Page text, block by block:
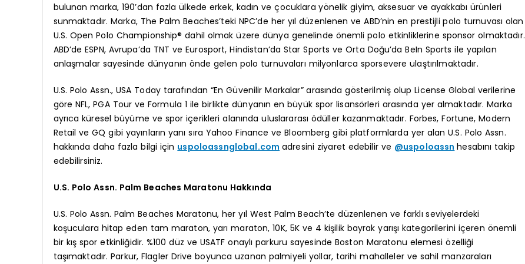
bulunan marka, 190’dan fazla ülkede erkek, kadın ve çocuklara yönelik giyim, aksesuar ve ayakkabı ürünleri
sunmaktadır. Marka, The Palm Beaches’teki NPC’de her yıl düzenlenen ve ABD’nin en prestijli polo turnuvası olan
U.S. Open Polo Championship® dahil olmak üzere dünya genelinde önemli polo etkinliklerine sponsor olmaktadır.
ABD’de ESPN, Avrupa’da TNT ve Eurosport, Hindistan’da Star Sports ve Orta Doğu’da BeIn Sports ile yapılan
anlaşmalar sayesinde dünyanın önde gelen polo turnuvaları milyonlarca sporsevere ulaştırılmaktadır.
U.S. Polo Assn., USA Today tarafından “En Güvenilir Markalar” arasında gösterilmiş olup License Global verilerine
göre NFL, PGA Tour ve Formula 1 ile birlikte dünyanın en büyük spor lisansörleri arasında yer almaktadır. Marka
ayrıca küresel büyüme ve spor içerikleri alanında uluslararası ödüller kazanmaktadır. Forbes, Fortune, Modern
Retail ve GQ gibi yayınların yanı sıra Yahoo Finance ve Bloomberg gibi platformlarda yer alan U.S. Polo Assn.
hakkında daha fazla bilgi için uspoloassnglobal.com adresini ziyaret edebilir ve @uspoloassn hesabını takip
edebilirsiniz.
U.S. Polo Assn. Palm Beaches Maratonu Hakkında
U.S. Polo Assn. Palm Beaches Maratonu, her yıl West Palm Beach’te düzenlenen ve farklı seviyelerdeki
koşuculara hitap eden tam maraton, yarı maraton, 10K, 5K ve 4 kişilik bayrak yarışı kategorilerini içeren önemli
bir kış spor etkinliğidir. %100 düz ve USATF onaylı parkuru sayesinde Boston Maratonu elemesi özelliği
taşımaktadır. Parkur, Flagler Drive boyunca uzanan palmiyeli yollar, tarihi mahalleler ve sahil manzaraları